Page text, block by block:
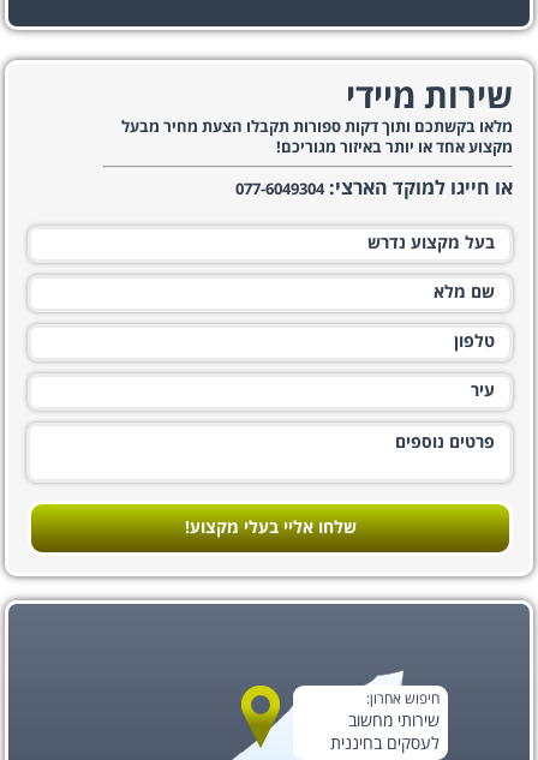
שירות מיידי
מלאו בקשתכם ותוך דקות ספורות תקבלו הצעת מחיר מבעל
מקצוע אחד או יותר באיזור מגוריכם!
או חייגו למוקד הארצי: 077-6049304
שלחו אליי בעלי מקצוע!
חיפוש אחרון:
שירותי מחשוב
לעסקים בחיננית